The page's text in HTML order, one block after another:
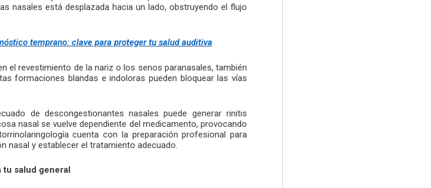
nasales está desplazada hacia un lado, obstruyendo el flujo
temprano: clave para proteger tu salud auditiva
el revestimiento de la nariz o los senos paranasales, también
formaciones blandas e indoloras pueden bloquear las vías
de descongestionantes nasales puede generar rinitis
nasal se vuelve dependiente del medicamento, provocando
cuenta con la preparación profesional para
nasal y establecer el tratamiento adecuado.
tu salud general